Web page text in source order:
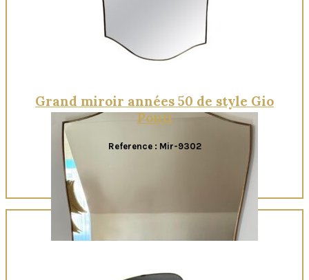
Grand miroir années 50 de style Gio
Ponti
Reference : Mir-9302